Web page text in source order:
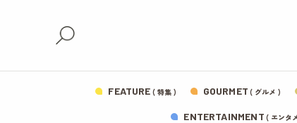
FEATURE ( 特集 ) GOURMET ( グルメ )
ENTERTAINMENT ( エンタ